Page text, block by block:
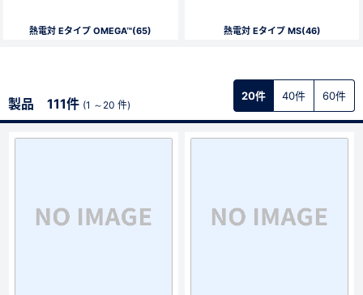
熱電対 Eタイプ OMEGA™(65) 熱電対 Eタイプ MS(46)
製品 111件 (1 ～20 件)
20件 40件 60件
※新規会員登録をお申し込み頂いてから本登録となるまで、数日間かかる場合
があります。また当社の判断によりお断りする場合があります。